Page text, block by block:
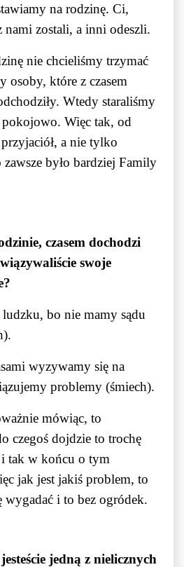
na rodzinę. Ci,
zostali, a inni odeszli.
nie chcieliśmy trzymać
osoby, które z czasem
Wtedy staraliśmy
Więc tak, od
a nie tylko
było bardziej Family
czasem dochodzi
swoje
ludzku, bo nie mamy sądu
wyzywamy się na
problemy (śmiech).
mówiąc, to
czegoś dojdzie to trochę
i tak w końcu o tym
jak jest jakiś problem, to
wygadać i to bez ogródek.
jedną z nielicznych